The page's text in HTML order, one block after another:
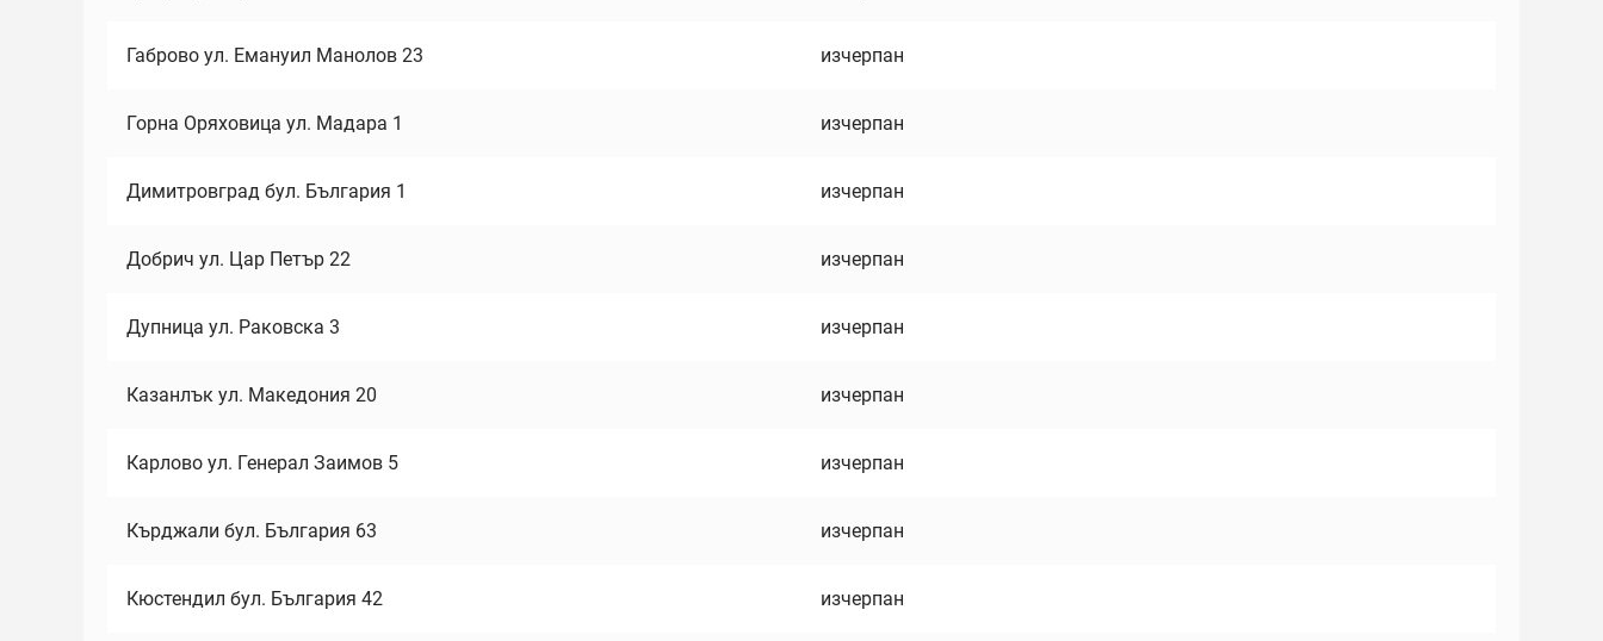
Габрово ул. Емануил Манолов 23 изчерпан
Горна Оряховица ул. Мадара 1 изчерпан
Димитровград бул. България 1 изчерпан
Добрич ул. Цар Петър 22 изчерпан
Дупница ул. Раковска 3 изчерпан
Казанлък ул. Македония 20 изчерпан
Карлово ул. Генерал Заимов 5 изчерпан
Кърджали бул. България 63 изчерпан
Кюстендил бул. България 42 изчерпан